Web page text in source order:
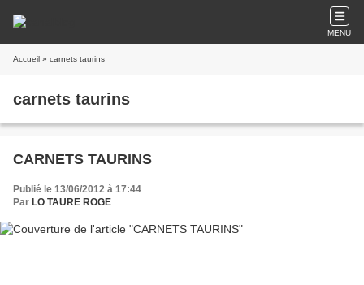
MENU
Accueil » carnets taurins
carnets taurins
CARNETS TAURINS
Publié le 13/06/2012 à 17:44
Par LO TAURE ROGE